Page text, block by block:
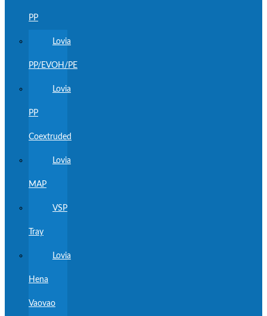
PP
Lovia
PP/EVOH/PE
Lovia
PP
Coextruded
Lovia
MAP
VSP
Tray
Lovia
Hena
Vaovao